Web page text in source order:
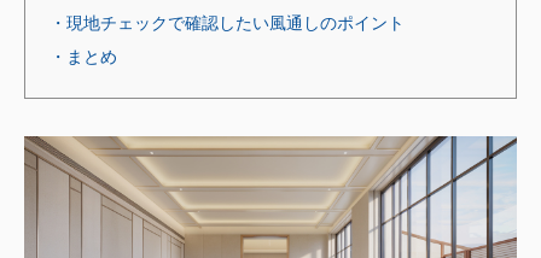
・現地チェックで確認したい風通しのポイント
・まとめ